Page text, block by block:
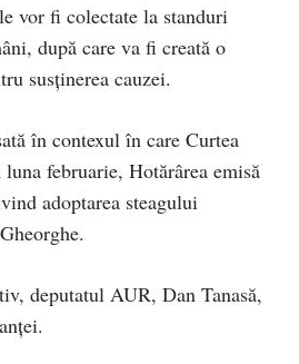
vor fi colectate la standuri
după care va fi creată o
susținerea cauzei.
în contexul în care Curtea
februarie, Hotărârea emisă
adoptarea steagului
deputatul AUR, Dan Tanasă,